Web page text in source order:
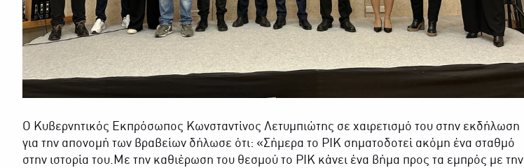
Ο Κυβερνητικός Εκπρόσωπος Κωνσταντίνος Λετυμπιώτης σε χαιρετισμό του στην εκδήλωση
για την απονομή των βραβείων δήλωσε ότι: «Σήμερα το ΡΙΚ σηματοδοτεί ακόμη ένα σταθμό
στην ιστορία του.Με την καθιέρωση του θεσμού το ΡΙΚ κάνει ένα βήμα προς τα εμπρός με την